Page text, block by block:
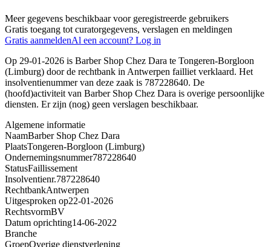
Meer gegevens beschikbaar voor geregistreerde gebruikers
Gratis toegang tot curatorgegevens, verslagen en meldingen
Gratis aanmeldenAl een account? Log in
Op 29-01-2026 is Barber Shop Chez Dara te Tongeren-Borgloon
(Limburg) door de rechtbank in Antwerpen failliet verklaard. Het
insolventienummer van deze zaak is 787228640. De
(hoofd)activiteit van Barber Shop Chez Dara is overige persoonlijke
diensten. Er zijn (nog) geen verslagen beschikbaar.
Algemene informatie
NaamBarber Shop Chez Dara
PlaatsTongeren-Borgloon (Limburg)
Ondernemingsnummer787228640
StatusFaillissement
Insolventienr.787228640
RechtbankAntwerpen
Uitgesproken op22-01-2026
RechtsvormBV
Datum oprichting14-06-2022
Branche
GroepOverige dienstverlening